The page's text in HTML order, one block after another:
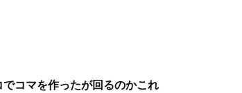
でコマを作ったが回るのかこれ